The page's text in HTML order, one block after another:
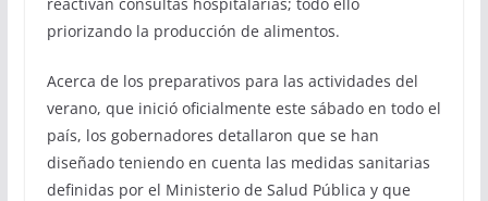
priorizando la producción de alimentos.
Acerca de los preparativos para las actividades del
verano, que inició oficialmente este sábado en todo el
país, los gobernadores detallaron que se han
diseñado teniendo en cuenta las medidas sanitarias
definidas por el Ministerio de Salud Pública y que